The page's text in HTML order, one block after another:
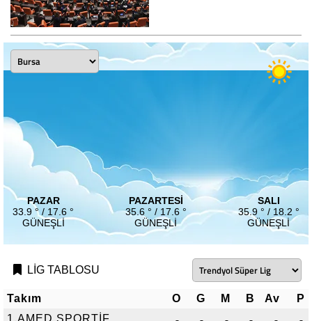
PAZAR
33.9 ° / 17.6 °
GÜNEŞLI
PAZARTESI
35.6 ° / 17.6 °
GÜNEŞLI
SALI
35.9 ° / 18.2 °
GÜNEŞLI
LİG TABLOSU
Takım O G M B Av
P
1.AMED SPORTİF